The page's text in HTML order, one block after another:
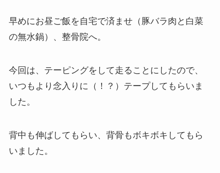
早めにお昼ご飯を自宅で済ませ（豚バラ肉と白菜
の無水鍋）、整骨院へ。
今回は、テーピングをして走ることにしたので、
いつもより念入りに（！？）テープしてもらいま
した。
背中も伸ばしてもらい、背骨もボキボキしてもら
いました。